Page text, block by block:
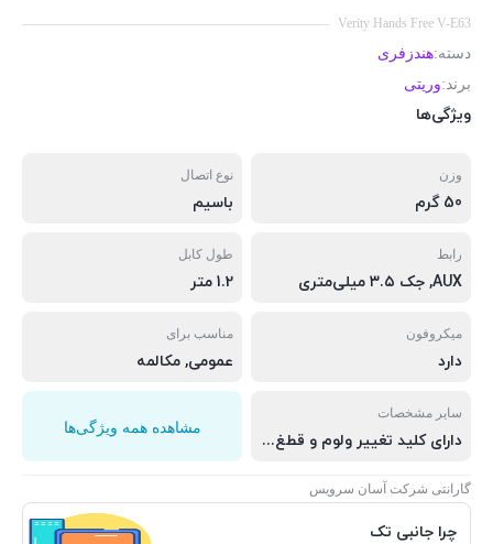
Verity Hands Free V-E63
دسته:هندزفری
برند:وریتی
ویژگی‌ها
وزن
50 گرم
نوع اتصال
باسیم
رابط
AUX, جک ۳.۵ میلی‌متری
طول کابل
1.2 متر
میکروفون
دارد
مناسب برای
عمومی, مکالمه
سایر مشخصات
دارای کلید تغییر ولوم و قطغ و وصل تماس
مشاهده همه ویژگی‌ها
گارانتی شرکت آسان سرویس
چرا جانبی تک